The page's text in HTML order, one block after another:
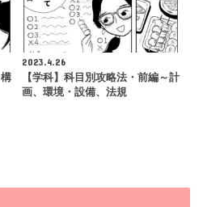
2023.4.26
【学科】科目別攻略法・前編～計
画、環境・設備、法規